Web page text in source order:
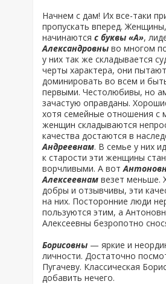
Начнем с дам! Их все-таки
пропускать вперед.
начинаются с буквы «А»,
Александровны во многом
у них так же складывается
черты характера, они
доминировать во всем и
первыми. Честолюбивы, но
зачастую оправданы.
хотя семейные отношения с
женщин складываются
качества достаются в
Андреевнам. В семье у них
к старости эти женщины
ворчливыми. А вот
Алексеевнам везет меньше.
добры и отзывчивы, эти
на них. Посторонние люди
пользуются этим, а
Алексеевны безропотно
Борисовны — яркие и
личности. Достаточно
Пугачеву. Классическая
добавить нечего.